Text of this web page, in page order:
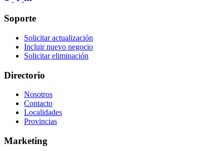
Soporte
Solicitar actualización
Incluir nuevo negocio
Solicitar eliminación
Directorio
Nosotros
Contacto
Localidades
Provincias
Marketing